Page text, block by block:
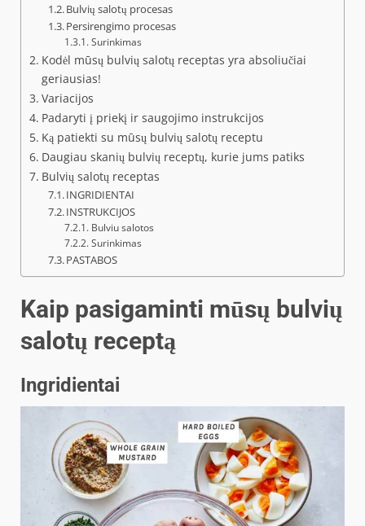
Bulvių salotų procesas
Persirengimo procesas
Surinkimas
Kodėl mūsų bulvių salotų receptas yra absoliučiai
geriausias!
Variacijos
Padaryti į priekį ir saugojimo instrukcijos
Ką patiekti su mūsų bulvių salotų receptu
Daugiau skanių bulvių receptų, kurie jums patiks
Bulvių salotų receptas
INGRIDIENTAI
INSTRUKCIJOS
Bulviu salotos
Surinkimas
PASTABOS
Kaip pasigaminti mūsų bulvių
salotų receptą
Ingridientai